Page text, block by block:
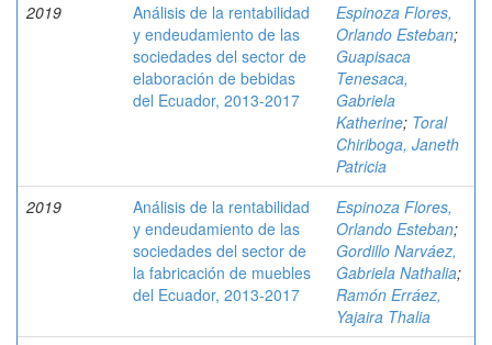
2019
Análisis de la rentabilidad
y endeudamiento de las
sociedades del sector de
elaboración de bebidas
del Ecuador, 2013-2017
Espinoza Flores,
Orlando Esteban;
Guapisaca
Tenesaca,
Gabriela
Katherine; Toral
Chiriboga, Janeth
Patricia
2019
Análisis de la rentabilidad
y endeudamiento de las
sociedades del sector de
la fabricación de muebles
del Ecuador, 2013-2017
Espinoza Flores,
Orlando Esteban;
Gordillo Narváez,
Gabriela Nathalia;
Ramón Erráez,
Yajaira Thalia